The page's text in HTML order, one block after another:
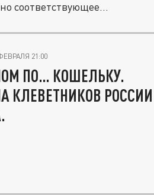
соответствующее...
21:00
ПО… КОШЕЛЬКУ.
КЛЕВЕТНИКОВ РОССИИ